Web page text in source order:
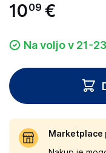
1009 €
Na voljo v 21-
Marketplace